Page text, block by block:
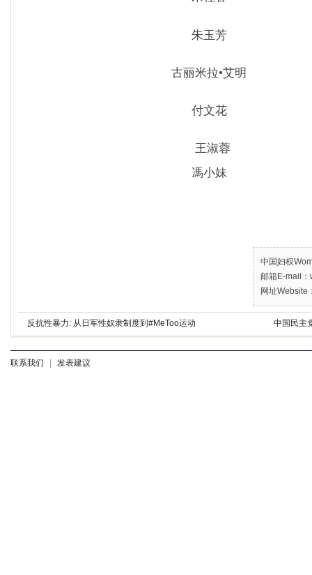
朱玉芳
古丽米拉•艾明
付文花
王淑蓉
馮小妹
中国妇权
邮箱E-mail
网址Website
反抗性暴力: 从日军性奴隶制度到#MeToo运动 中国民主
联系我们 | 发表建议